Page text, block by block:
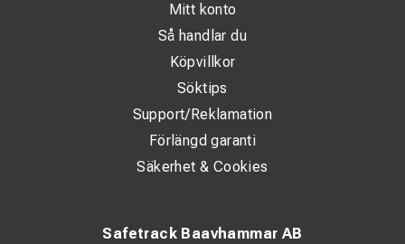
Safetrack Baavhammar AB
Mitt konto
Så handlar du
Köpvillkor
Söktips
Support/Reklamation
Förlängd garanti
Säkerhet & Cookies